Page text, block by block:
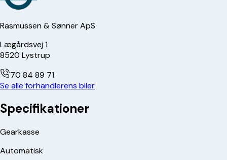
Rasmussen & Sønner ApS
Lægårdsvej 1
8520 Lystrup
70 84 89 71
Se alle forhandlerens biler
Specifikationer
Gearkasse
Automatisk